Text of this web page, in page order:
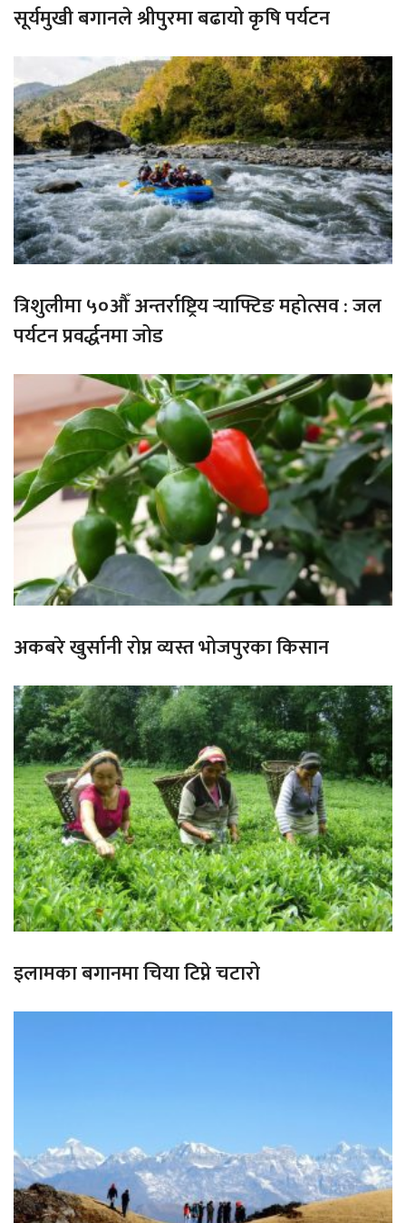
सूर्यमुखी बगानले श्रीपुरमा बढायो कृषि पर्यटन
त्रिशुलीमा ५०औँ अन्तर्राष्ट्रिय र्‍याफ्टिङ महोत्सव : जल
पर्यटन प्रवर्द्धनमा जोड
अकबरे खुर्सानी रोप्न व्यस्त भोजपुरका किसान
इलामका बगानमा चिया टिप्ने चटारो